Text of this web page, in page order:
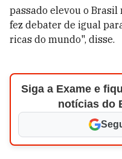
passado elevou o
fez debater de igual
ricas do mundo", disse.
Siga a Exame e
notícias do